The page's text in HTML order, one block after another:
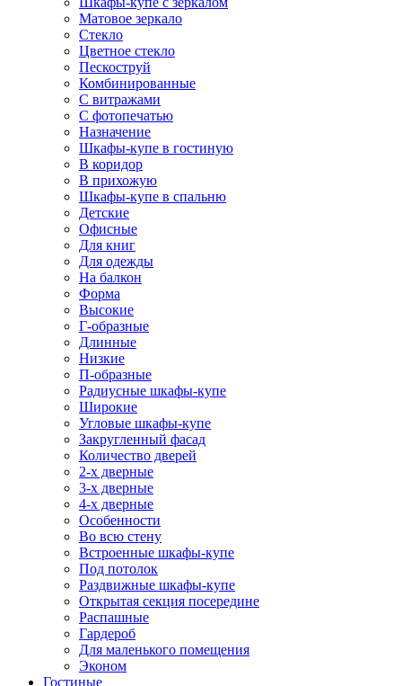
Матовое зеркало
Стекло
Цветное стекло
Пескоструй
Комбинированные
С витражами
С фотопечатью
Назначение
Шкафы-купе в гостиную
В коридор
В прихожую
Шкафы-купе в спальню
Детские
Офисные
Для книг
Для одежды
На балкон
Форма
Высокие
Г-образные
Длинные
Низкие
П-образные
Радиусные шкафы-купе
Широкие
Угловые шкафы-купе
Закругленный фасад
Количество дверей
2-х дверные
3-х дверные
4-х дверные
Особенности
Во всю стену
Встроенные шкафы-купе
Под потолок
Раздвижные шкафы-купе
Открытая секция посередине
Распашные
Гардероб
Для маленького помещения
Эконом
Гостиные